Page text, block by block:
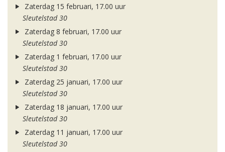
Zaterdag 15 februari, 17.00 uur
Sleutelstad 30
Zaterdag 8 februari, 17.00 uur
Sleutelstad 30
Zaterdag 1 februari, 17.00 uur
Sleutelstad 30
Zaterdag 25 januari, 17.00 uur
Sleutelstad 30
Zaterdag 18 januari, 17.00 uur
Sleutelstad 30
Zaterdag 11 januari, 17.00 uur
Sleutelstad 30